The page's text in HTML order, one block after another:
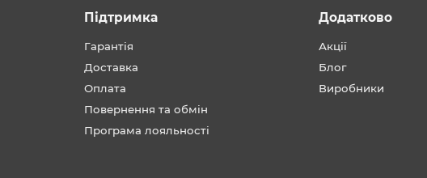
Підтримка
Гарантія
Доставка
Оплата
Повернення та обмін
Програма лояльності
Додатково
Акції
Блог
Виробники